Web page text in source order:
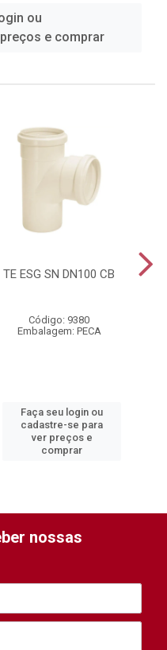
ou
e comprar
TE ESG SN DN100 CB
Código: 9380
Embalagem: PECA
Faça seu login ou
cadastre-se para
ver preços e
comprar
nossas